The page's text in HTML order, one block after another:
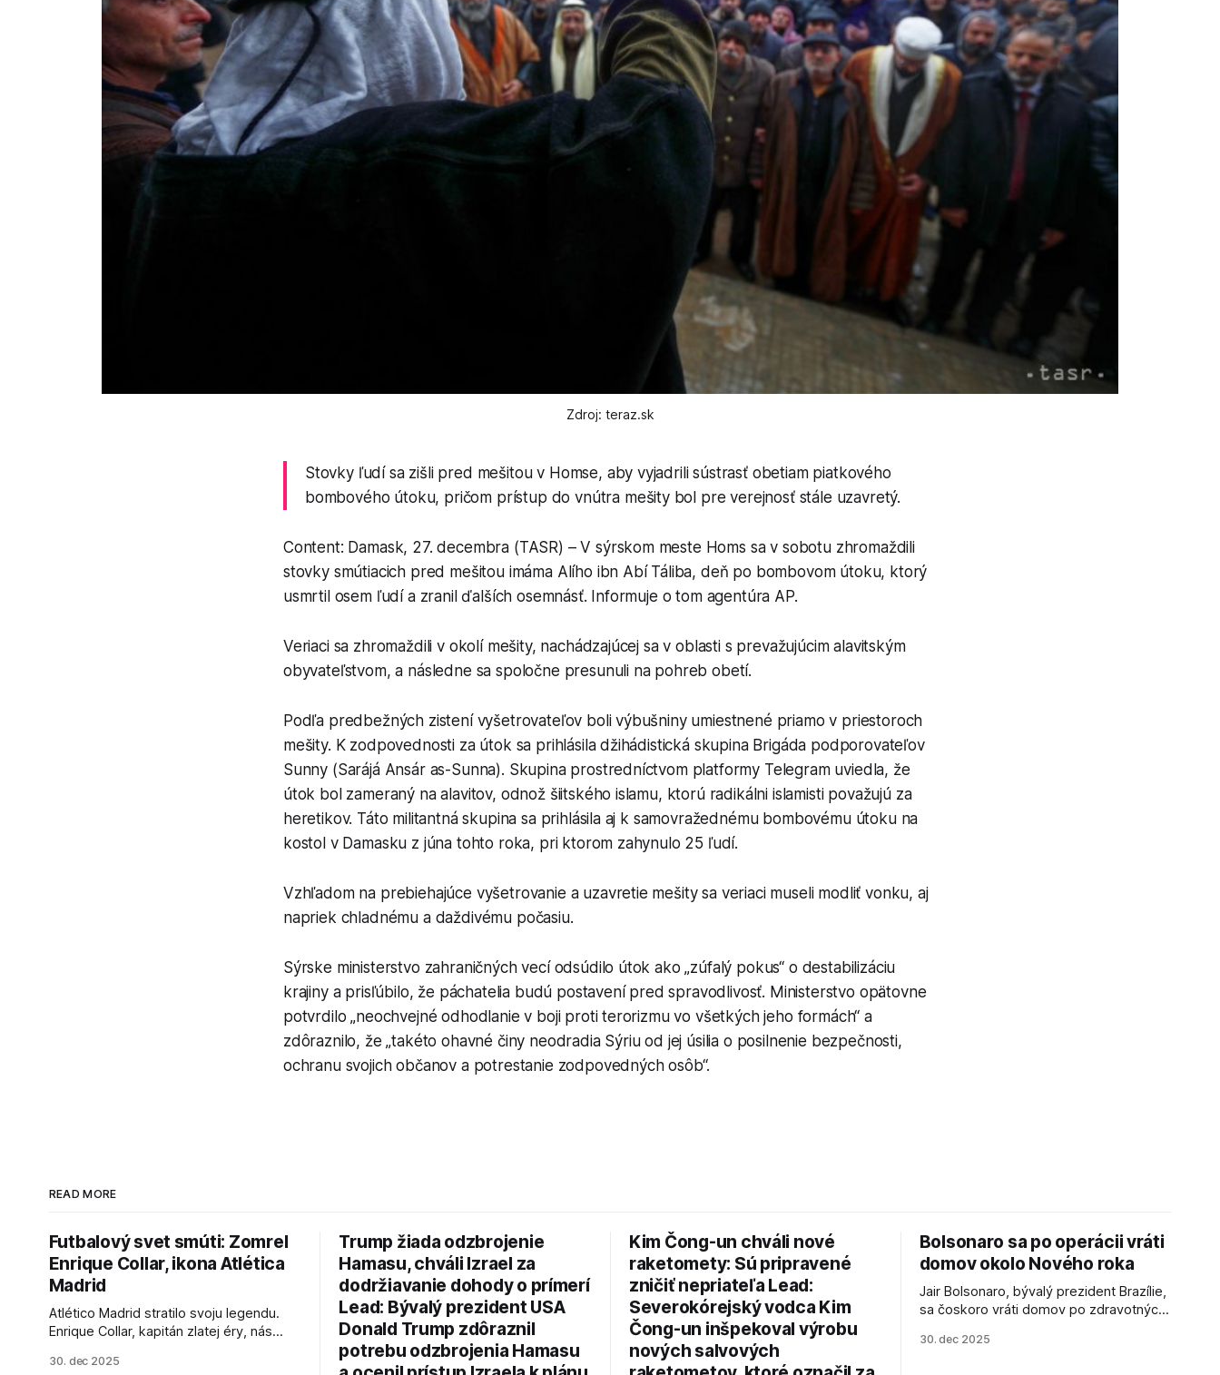
Zdroj: teraz.sk
Stovky ľudí sa zišli pred mešitou v Homse, aby vyjadrili sústrasť obetiam piatkového
bombového útoku, pričom prístup do vnútra mešity bol pre verejnosť stále uzavretý.
Content: Damask, 27. decembra (TASR) – V sýrskom meste Homs sa v sobotu zhromaždili
stovky smútiacich pred mešitou imáma Alího ibn Abí Táliba, deň po bombovom útoku, ktorý
usmrtil osem ľudí a zranil ďalších osemnásť. Informuje o tom agentúra AP.
Veriaci sa zhromaždili v okolí mešity, nachádzajúcej sa v oblasti s prevažujúcim alavitským
obyvateľstvom, a následne sa spoločne presunuli na pohreb obetí.
Podľa predbežných zistení vyšetrovateľov boli výbušniny umiestnené priamo v priestoroch
mešity. K zodpovednosti za útok sa prihlásila džihádistická skupina Brigáda podporovateľov
Sunny (Sarájá Ansár as-Sunna). Skupina prostredníctvom platformy Telegram uviedla, že
útok bol zameraný na alavitov, odnož šiitského islamu, ktorú radikálni islamisti považujú za
heretikov. Táto militantná skupina sa prihlásila aj k samovražednému bombovému útoku na
kostol v Damasku z júna tohto roka, pri ktorom zahynulo 25 ľudí.
Vzhľadom na prebiehajúce vyšetrovanie a uzavretie mešity sa veriaci museli modliť vonku, aj
napriek chladnému a daždivému počasiu.
Sýrske ministerstvo zahraničných vecí odsúdilo útok ako „zúfalý pokus“ o destabilizáciu
krajiny a prisľúbilo, že páchatelia budú postavení pred spravodlivosť. Ministerstvo opätovne
potvrdilo „neochvejné odhodlanie v boji proti terorizmu vo všetkých jeho formách“ a
zdôraznilo, že „takéto ohavné činy neodradia Sýriu od jej úsilia o posilnenie bezpečnosti,
ochranu svojich občanov a potrestanie zodpovedných osôb“.
READ MORE
Futbalový svet smúti: Zomrel
Enrique Collar, ikona Atlética
Madrid
Atlético Madrid stratilo svoju legendu.
Enrique Collar, kapitán zlatej éry, nás
jeho úspechy a odkaz.
30. dec 2025
Trump žiada odzbrojenie
Hamasu, chváli Izrael za
dodržiavanie dohody o prímerí
Lead: Bývalý prezident USA
Donald Trump zdôraznil
potrebu odzbrojenia Hamasu
Kim Čong-un chváli nové
raketomety: Sú pripravené
zničiť nepriateľa Lead:
Severokórejský vodca Kim
Čong-un inšpekoval výrobu
nových salvových
Bolsonaro sa po operácii vráti
domov okolo Nového roka
Jair Bolsonaro, bývalý prezident Brazílie,
sa čoskoro vráti domov po zdravotných
30. dec 2025